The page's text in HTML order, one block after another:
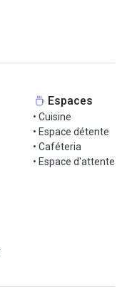
cet espace de
écran et visio,
smartboard et
tarifaire en réservation
Espaces
• Cuisine
• Espace détente
• Caféteria
• Espace d'attente